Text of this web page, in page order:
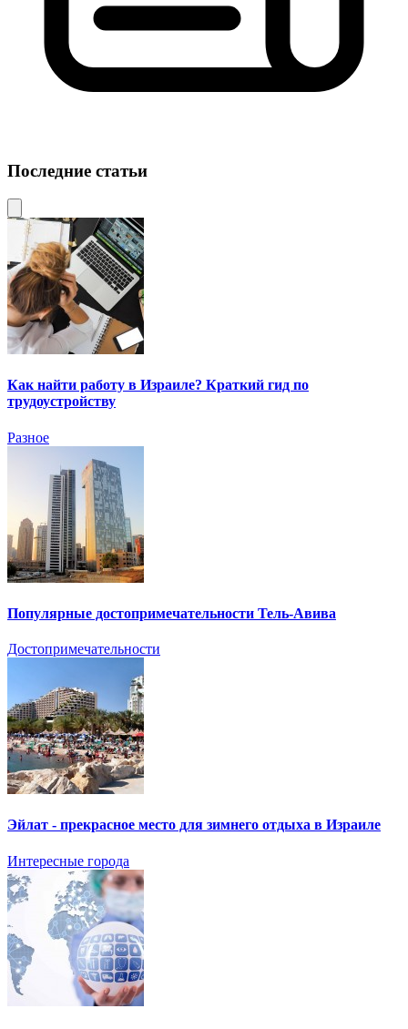
Последние статьи
Как найти работу в Израиле? Краткий гид по
трудоустройству
Разное
Популярные достопримечательности Тель-Авива
Достопримечательности
Эйлат - прекрасное место для зимнего отдыха в Израиле
Интересные города